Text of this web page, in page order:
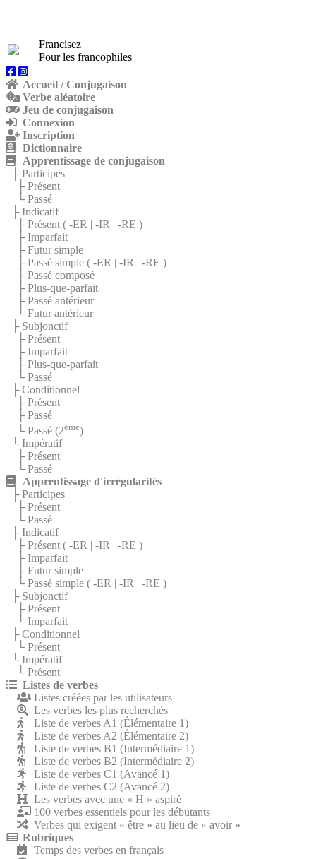
Francisez
Pour les francophiles
Accueil / Conjugaison
Verbe aléatoire
Jeu de conjugaison
Connexion
Inscription
Dictionnaire
Apprentissage de conjugaison
├ Participes
├ Présent
└ Passé
├ Indicatif
├ Présent ( -ER | -IR | -RE )
├ Imparfait
├ Futur simple
├ Passé simple ( -ER | -IR | -RE )
├ Passé composé
├ Plus-que-parfait
├ Passé antérieur
└ Futur antérieur
├ Subjonctif
├ Présent
├ Imparfait
├ Plus-que-parfait
└ Passé
├ Conditionnel
├ Présent
├ Passé
└ Passé (2ème)
└ Impératif
├ Présent
└ Passé
Apprentissage d'irrégularités
├ Participes
├ Présent
└ Passé
├ Indicatif
├ Présent ( -ER | -IR | -RE )
├ Imparfait
├ Futur simple
└ Passé simple ( -ER | -IR | -RE )
├ Subjonctif
├ Présent
└ Imparfait
├ Conditionnel
└ Présent
└ Impératif
└ Présent
Listes de verbes
Listes créées par les utilisateurs
Les verbes les plus recherchés
Liste de verbes A1 (Élémentaire 1)
Liste de verbes A2 (Élémentaire 2)
Liste de verbes B1 (Intermédiaire 1)
Liste de verbes B2 (Intermédiaire 2)
Liste de verbes C1 (Avancé 1)
Liste de verbes C2 (Avancé 2)
Les verbes avec une « H » aspiré
100 verbes essentiels pour les débutants
Verbes qui exigent « être » au lieu de « avoir »
Rubriques
Temps des verbes en français